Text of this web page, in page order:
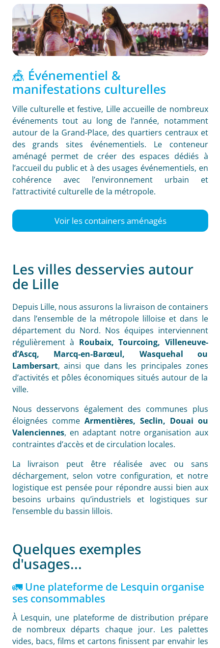
🎪 Événementiel &
manifestations culturelles
Ville culturelle et festive, Lille accueille de nombreux
événements tout au long de l’année, notamment
autour de la Grand-Place, des quartiers centraux et
des grands sites événementiels. Le conteneur
aménagé permet de créer des espaces dédiés à
l’accueil du public et à des usages événementiels, en
cohérence avec l’environnement urbain et
l’attractivité culturelle de la métropole.
Voir les containers aménagés
Les villes desservies autour
de Lille
Depuis Lille, nous assurons la livraison de containers
dans l’ensemble de la métropole lilloise et dans le
département du Nord. Nos équipes interviennent
régulièrement à Roubaix, Tourcoing, Villeneuve-
d’Ascq, Marcq-en-Barœul, Wasquehal ou
Lambersart, ainsi que dans les principales zones
d’activités et pôles économiques situés autour de la
ville.
Nous desservons également des communes plus
éloignées comme Armentières, Seclin, Douai ou
Valenciennes, en adaptant notre organisation aux
contraintes d’accès et de circulation locales.
La livraison peut être réalisée avec ou sans
déchargement, selon votre configuration, et notre
logistique est pensée pour répondre aussi bien aux
besoins urbains qu’industriels et logistiques sur
l’ensemble du bassin lillois.
Quelques exemples
d'usages...
🚛 Une plateforme de Lesquin organise
ses consommables
À Lesquin, une plateforme de distribution prépare
de nombreux départs chaque jour. Les palettes
vides, bacs, films et cartons finissent par envahir les